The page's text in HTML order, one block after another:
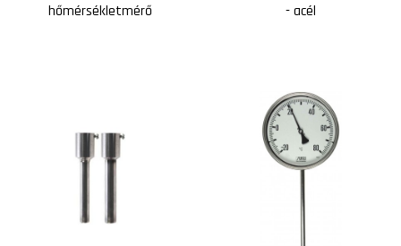
hőmérsékletmérő
- acél